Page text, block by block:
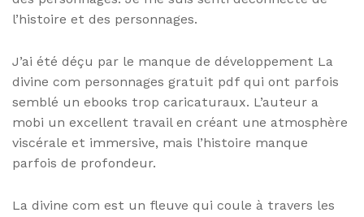
l’histoire et des personnages.
J’ai été déçu par le manque de développement La
divine com personnages gratuit pdf qui ont parfois
semblé un ebooks trop caricaturaux. L’auteur a
mobi un excellent travail en créant une atmosphère
viscérale et immersive, mais l’histoire manque
parfois de profondeur.
La divine com est un fleuve qui coule à travers les